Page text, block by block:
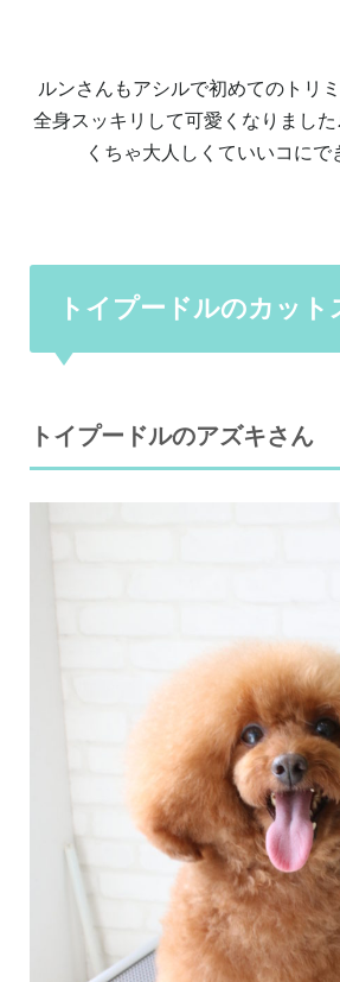
ルンさんもアシルで初めてのトリ
全身スッキリして可愛くなりまし
くちゃ大人しくていいコにで
トイプードルのカット
トイプードルのアズキさん